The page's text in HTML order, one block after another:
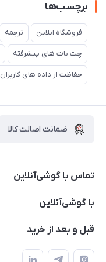
برچسب‌ها
فروشگاه انلاین ترجمه
چت بات های پیشرفته
حفاظت از داده های کاربران
ضمانت اصالت کالا
تماس با گوشی‌آنلاین
۰۲۱91001221
با گوشی‌آنلاین
درباره ما
قبل و بعد از خرید
نحوه خرید از گوشی آنلاین